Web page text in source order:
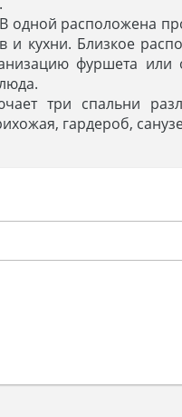
одной расположена
кухни. Близкое
фуршета
три спальни
гардероб,